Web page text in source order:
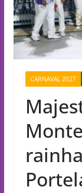
CARNAVAL 2027